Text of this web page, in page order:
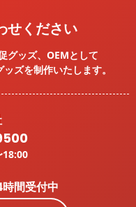
せください
グッズ、OEMとして
ッズを制作いたします。
18:00
間受付中